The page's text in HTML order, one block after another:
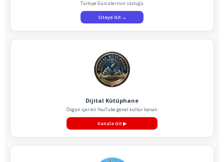
Türkiye Gürcülerinin sözlüğü
Siteye Git →
Dijital Kütüphane
Özgün içerikli YouTube genel kültür kanalı
Kanala Git▶